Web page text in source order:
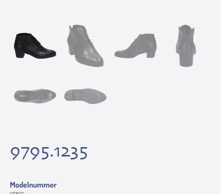
9795.1235
Modelnummer